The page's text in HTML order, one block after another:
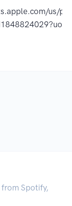
us/
Spotify,